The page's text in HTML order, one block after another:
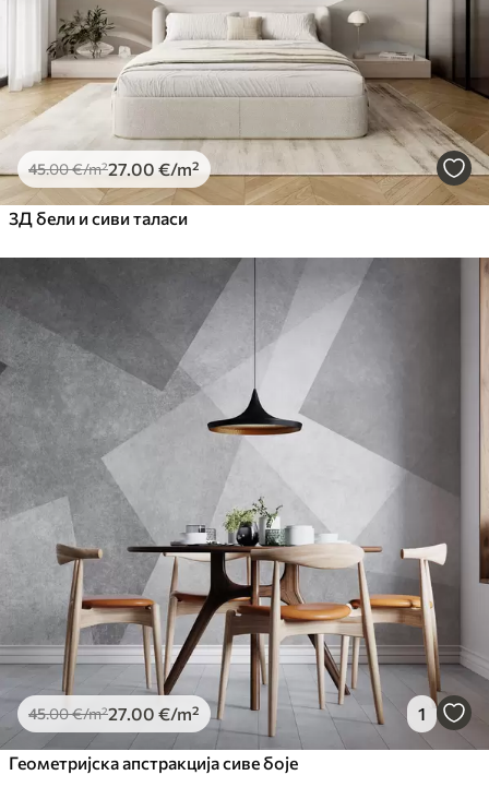
Premium Vinil
65.0039.00 €/m²
Peel and Stick
81.6749.00€/m²
45.00€/m²27 .00 €/m²
3Д бели и сиви таласи
45.00€/m²27 .00 €/m² 1
Геометријска апстракција сиве боје